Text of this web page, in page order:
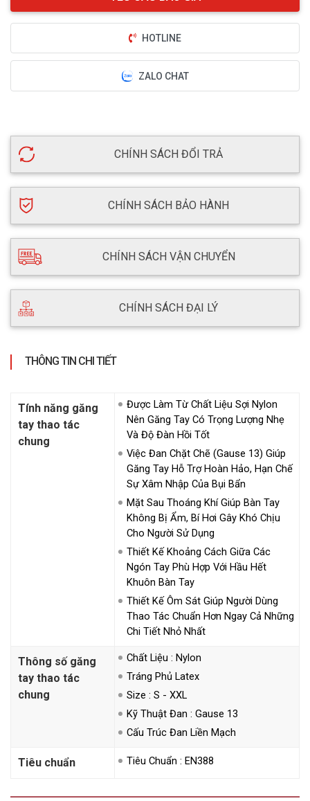
HOTLINE
ZALO CHAT
CHÍNH SÁCH ĐỔI TRẢ
CHÍNH SÁCH BẢO HÀNH
CHÍNH SÁCH VẬN CHUYỂN
CHÍNH SÁCH ĐẠI LÝ
THÔNG TIN CHI TIẾT
Tính năng găng
tay thao tác
chung
Được Làm Từ Chất Liệu Sợi Nylon
Nên Găng Tay Có Trọng Lượng Nhẹ
Và Độ Đàn Hồi Tốt
Việc Đan Chặt Chẽ (gause 13) Giúp
Găng Tay Hỗ Trợ Hoàn Hảo, Hạn Chế
Sự Xâm Nhập Của Bụi Bẩn
Mặt Sau Thoáng Khí Giúp Bàn Tay
Không Bị Ẩm, Bí Hơi Gây Khó Chịu
Cho Người Sử Dụng
Thiết Kế Khoảng Cách Giữa Các
Ngón Tay Phù Hợp Với Hầu Hết
Khuôn Bàn Tay
Thiết Kế Ôm Sát Giúp Người Dùng
Thao Tác Chuẩn Hơn Ngay Cả Những
Chi Tiết Nhỏ Nhất
Thông số găng
tay thao tác
chung
Chất Liệu : Nylon
Tráng Phủ Latex
Size : S - XXL
Kỹ Thuật Đan : Gause 13
Cấu Trúc Đan Liền Mạch
Tiêu chuẩn Tiêu Chuẩn : EN388